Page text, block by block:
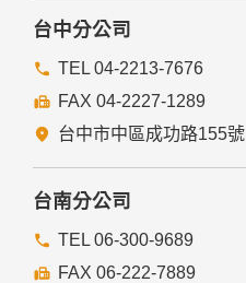
台中分公司
TEL 04-2213-7676
FAX 04-2227-1289
台中市中區成功路155號
台南分公司
TEL 06-300-9689
FAX 06-222-7889